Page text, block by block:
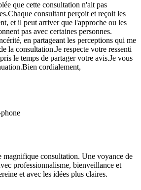
que cette consultation n'ait pas
consultant perçoit et reçoit les
et il peut arriver que l'approche ou les
pas avec certaines personnes.
en partageant les perceptions qui me
la consultation.Je respecte votre ressenti
le temps de partager votre avis.Je vous
cordialement,
consultation. Une voyance de
professionnalisme, bienveillance et
et avec les idées plus claires.